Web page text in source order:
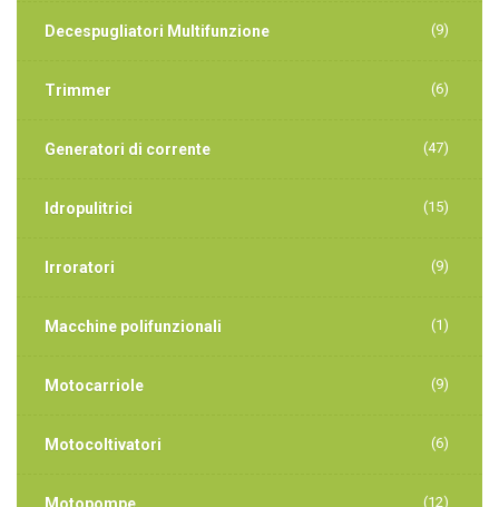
Decespugliatori Multifunzione (9)
Trimmer (6)
Generatori di corrente (47)
Idropulitrici (15)
Irroratori (9)
Macchine polifunzionali (1)
Motocarriole (9)
Motocoltivatori (6)
Motopompe (12)